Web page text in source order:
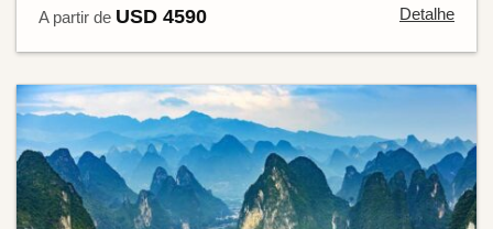
A partir de USD 4590 Detalhe